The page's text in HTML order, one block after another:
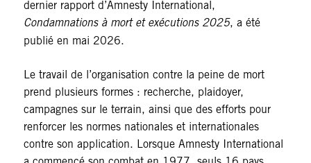
dernier rapport d’Amnesty International,
Condamnations à mort et exécutions 2025, a été
publié en mai 2026.
Le travail de l’organisation contre la peine de mort
prend plusieurs formes : recherche, plaidoyer,
campagnes sur le terrain, ainsi que des efforts pour
renforcer les normes nationales et internationales
contre son application. Lorsque Amnesty International